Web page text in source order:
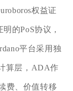
权益证
的PoS协议，
平台采用独
算层，ADA作
费、价值转移